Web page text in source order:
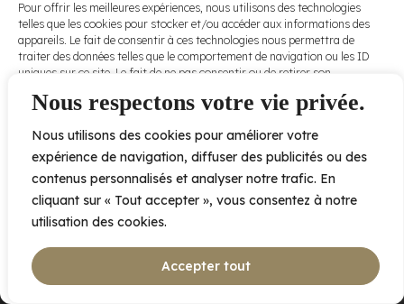
Nous respectons votre vie privée.
Nous utilisons des cookies pour améliorer votre
expérience de navigation, diffuser des publicités ou des
contenus personnalisés et analyser notre trafic. En
cliquant sur « Tout accepter », vous consentez à notre
utilisation des cookies.
Accepter tout
Pour offrir les meilleures expériences, nous utilisons des technologies
telles que les cookies pour stocker et/ou accéder aux informations des
appareils. Le fait de consentir à ces technologies nous permettra de
traiter des données telles que le comportement de navigation ou les ID
uniques sur ce site. Le fait de ne pas consentir ou de retirer son
et fonctions.
Accepter
Refuser
conditions
d’utilisationet
nospolitiques
de
confidentialité .